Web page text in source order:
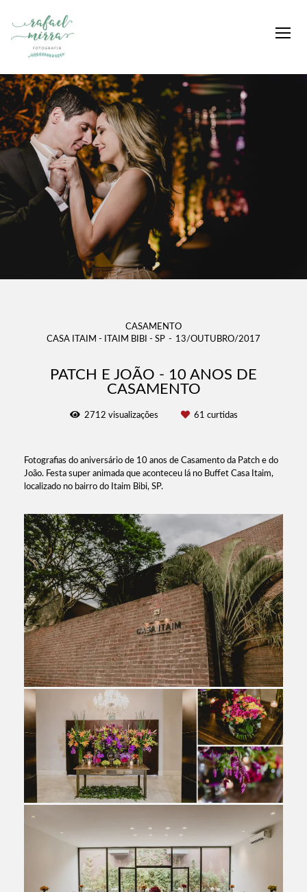
CASAMENTO
CASA ITAIM - ITAIM BIBI - SP
13/OUTUBRO/2017
PATCH E JOÃO - 10 ANOS DE
CASAMENTO
2712 visualizações 61 curtidas
Fotografias do aniversário de 10 anos de Casamento da Patch e do
João. Festa super animada que aconteceu lá no Buffet Casa Itaim,
localizado no bairro do Itaim Bibi, SP.